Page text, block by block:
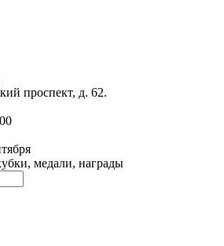
проспект, д. 62.
медали, награды